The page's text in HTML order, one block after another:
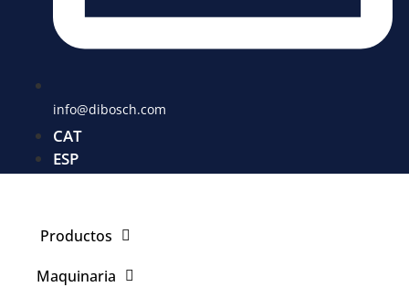
info@dibosch.com
CAT
ESP
Productos
Maquinaria